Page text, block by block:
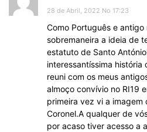
28 de Abril, 2022 No 17:23
Como Português e
sobremaneira a ideia de
estatuto de Santo
interessantíssima história
reuni com os meus
almoço convívio no RI19
primeira vez vi a imagem
Coronel.A qualquer de
por acaso tiver acesso a